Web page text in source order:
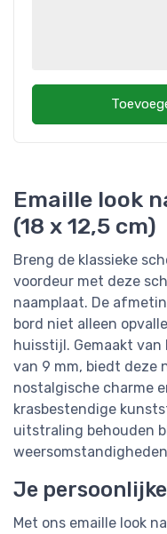
Emaille look
(18 x 12,5 cm)
Breng de klassieke
voordeur met deze
naamplaat. De
bord niet alleen
huisstijl. Gemaakt
van 9 mm, biedt deze
nostalgische charme
krasbestendige
uitstraling behouden
Je
Met ons emaille look